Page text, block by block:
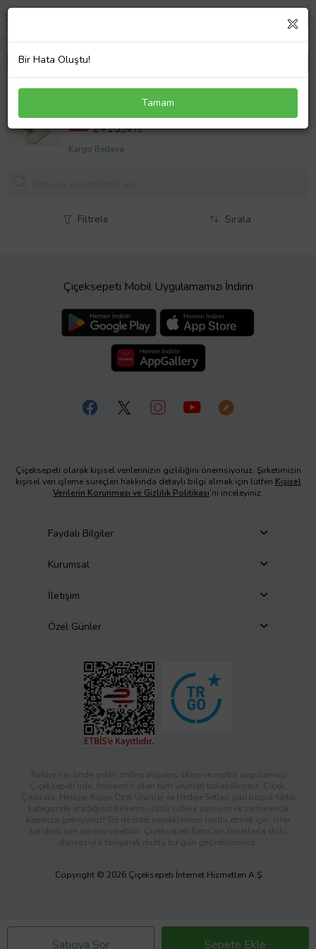
Baget Taşlı Gümüş Halka Küpe
%39 3942,84 TL
2415,24 TL
Kargo Bedava
Satıcıya Sor Sepete Ekle
Filtrele Sırala
Çiçeksepeti Mobil Uygulamamızı İndirin
Çiçeksepeti olarak kişisel verilerinizin gizliliğini önemsiyoruz. Şirketimizin
kişisel veri işleme süreçleri hakkında detaylı bilgi almak için lütfen Kişisel
Verilerin Korunması ve Gizlilik Politikası’nı inceleyiniz.
Faydalı Bilgiler
Kurumsal
İletişim
Özel Günler
Türkiye’nin önde gelen online alışveriş sitesi ve mobil uygulaması
Çiçeksepeti’nde, ihtiyacınız olan tüm ürünleri bulabilirsiniz. Çiçek,
Çikolata, Hediye, Kişiye Özel Ürünler ve Hediye Setleri gibi birçok farklı
kategoride aradığınız binlerce ürünü sizlere sunuyor ve zamanında
kapınıza getiriyoruz! Siz de ister sevdiklerinizi mutlu etmek için, ister
kendiniz için sipariş verebilir; Çiçeksepeti Extra’nın fırsatlarla dolu
dünyasıyla tanışarak mutlu bir gün geçirebilirsiniz.
Copyright © 2026 Çiçeksepeti İnternet Hizmetleri A.Ş
Bir Hata Oluştu!
Tamam